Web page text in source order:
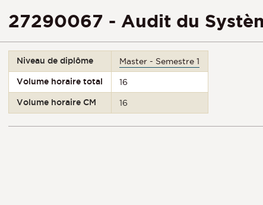
27290067 - Audit du
Niveau de diplôme Master - Semestre 1
Volume horaire total 16
Volume horaire CM 16